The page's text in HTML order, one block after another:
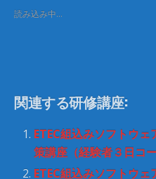
t
t
い
ウ
ン
ド
ウ
で
開
き
ク
し
て
だ
さ
い
(
新
し
読み込み中…
関連する研修講座:
ETEC組込みソフトウ
策講座（経験者３日コー
ETEC組込みソフトウ